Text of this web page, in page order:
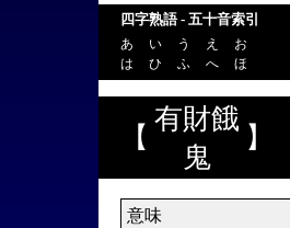
四字熟語 - 五十音索引
あ い う え お
は
ひ ふ へ ほ
【
有財餓
鬼
】
意味